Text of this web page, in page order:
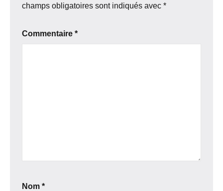
champs obligatoires sont indiqués avec *
Commentaire *
Nom *